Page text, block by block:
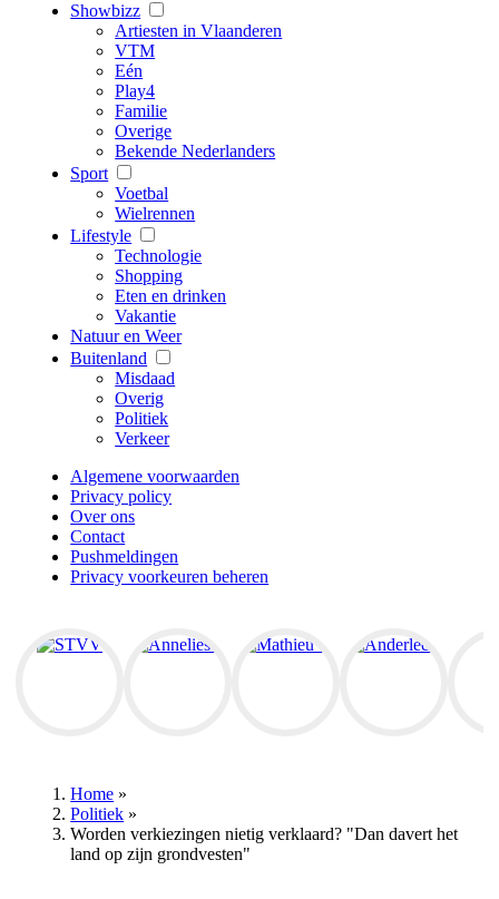
Showbizz
Artiesten in Vlaanderen
VTM
Eén
Play4
Familie
Overige
Bekende Nederlanders
Sport
Voetbal
Wielrennen
Lifestyle
Technologie
Shopping
Eten en drinken
Vakantie
Natuur en Weer
Buitenland
Misdaad
Overig
Politiek
Verkeer
Algemene voorwaarden
Privacy policy
Over ons
Contact
Pushmeldingen
Privacy voorkeuren beheren
Kruimelpad
Home »
Politiek »
Worden verkiezingen nietig verklaard? "Dan davert het
land op zijn grondvesten"